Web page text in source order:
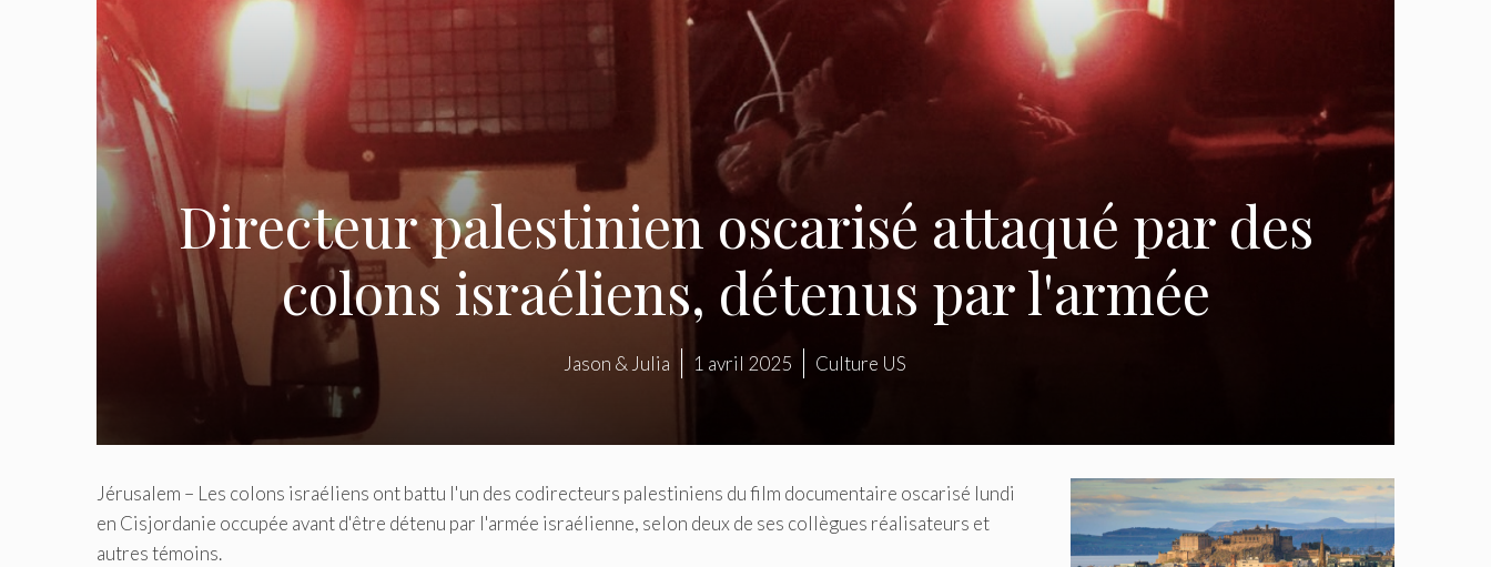
Directeur palestinien oscarisé attaqué par des
colons israéliens, détenus par l'armée
Jason & Julia 1 avril 2025 Culture US
Jérusalem – Les colons israéliens ont battu l'un des codirecteurs palestiniens du film documentaire oscarisé lundi
en Cisjordanie occupée avant d'être détenu par l'armée israélienne, selon deux de ses collègues réalisateurs et
autres témoins.